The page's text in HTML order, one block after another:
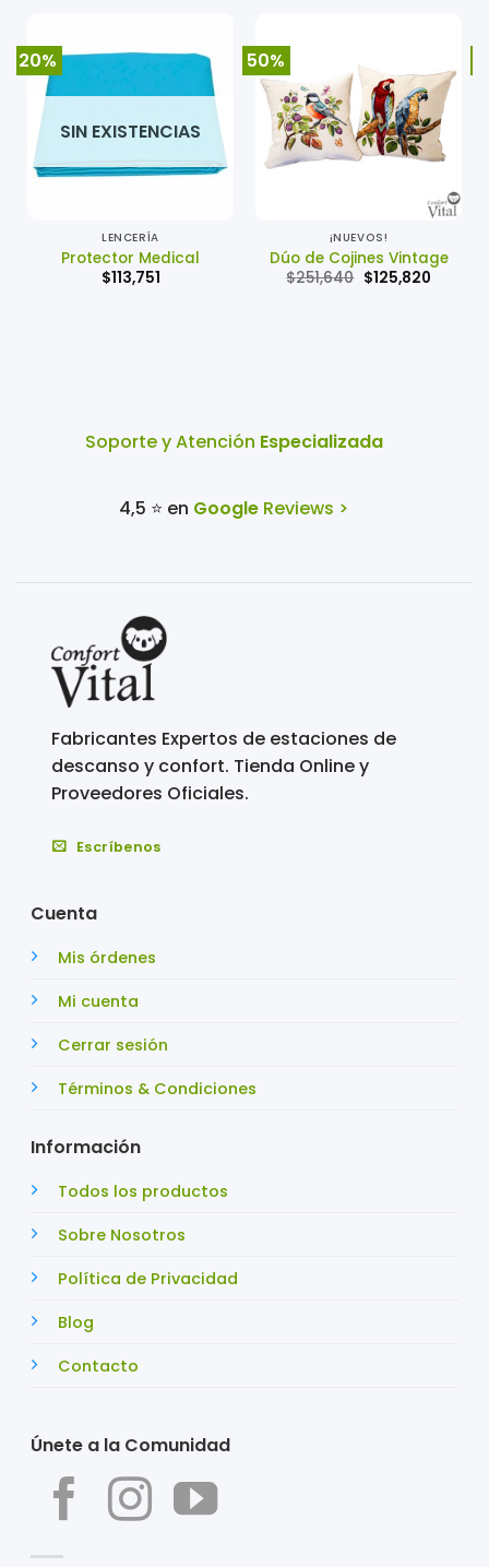
20%
SIN EXISTENCIAS
LENCERÍA
Protector Medical
$113,751
50%
¡NUEVOS!
Dúo de Cojines Vintage
$251,640 El
precio
$125,820El
Soporte y Atención Especializada
4,5 ⭐ en Google Reviews >
Fabricantes Expertos de estaciones de
descanso y confort. Tienda Online y
Proveedores Oficiales.
Escríbenos
Cuenta
Mis órdenes
Mi cuenta
Cerrar sesión
Términos & Condiciones
Información
Todos los productos
Sobre Nosotros
Política de Privacidad
Blog
Contacto
Únete a la Comunidad